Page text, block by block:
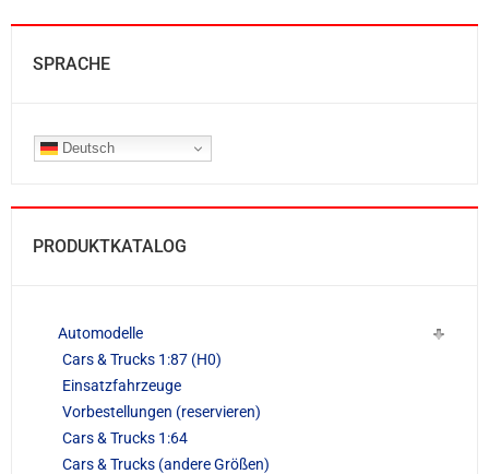
SPRACHE
Deutsch
PRODUKTKATALOG
Automodelle
Cars & Trucks 1:87 (H0)
Einsatzfahrzeuge
Vorbestellungen (reservieren)
Cars & Trucks 1:64
Cars & Trucks (andere Größen)